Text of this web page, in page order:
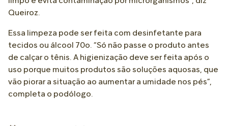
Queiroz.
Essa limpeza pode ser feita com desinfetante para
tecidos ou álcool 70o. “Só não passe o produto antes
de calçar o tênis. A higienização deve ser feita após o
uso porque muitos produtos são soluções aquosas, que
vão piorar a situação ao aumentar a umidade nos pés”,
completa o podólogo.